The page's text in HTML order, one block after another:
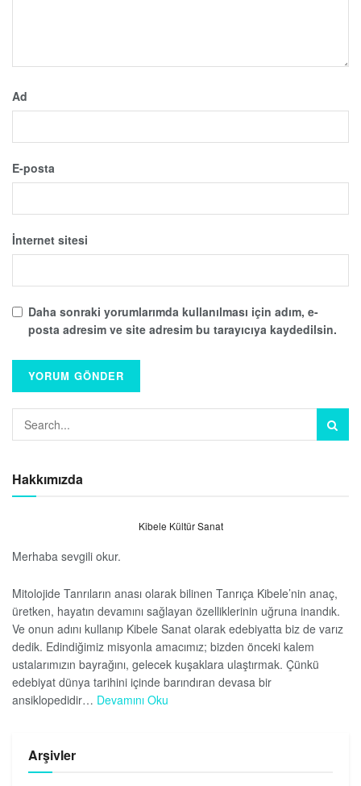
Ad
E-posta
İnternet sitesi
Daha sonraki yorumlarımda kullanılması için adım, e-
posta adresim ve site adresim bu tarayıcıya kaydedilsin.
Hakkımızda
Kibele Kültür Sanat
Merhaba sevgili okur.
Mitolojide Tanrıların anası olarak bilinen Tanrıça Kibele’nin anaç,
üretken, hayatın devamını sağlayan özelliklerinin uğruna inandık.
Ve onun adını kullanıp Kibele Sanat olarak edebiyatta biz de varız
dedik. Edindiğimiz misyonla amacımız; bizden önceki kalem
ustalarımızın bayrağını, gelecek kuşaklara ulaştırmak. Çünkü
edebiyat dünya tarihini içinde barındıran devasa bir
ansiklopedidir… Devamını Oku
Arşivler